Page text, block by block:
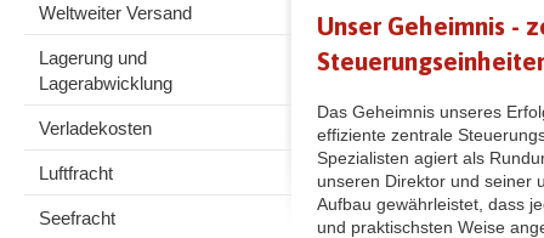
Weltweiter Versand
Lagerung und
Lagerabwicklung
Verladekosten
Luftfracht
Seefracht
Unser Geheimnis -
Das Geheimnis unseres
effiziente zentrale
Spezialisten agiert als
unseren Direktor und seiner
Aufbau gewährleistet, dass
und praktischsten Weise